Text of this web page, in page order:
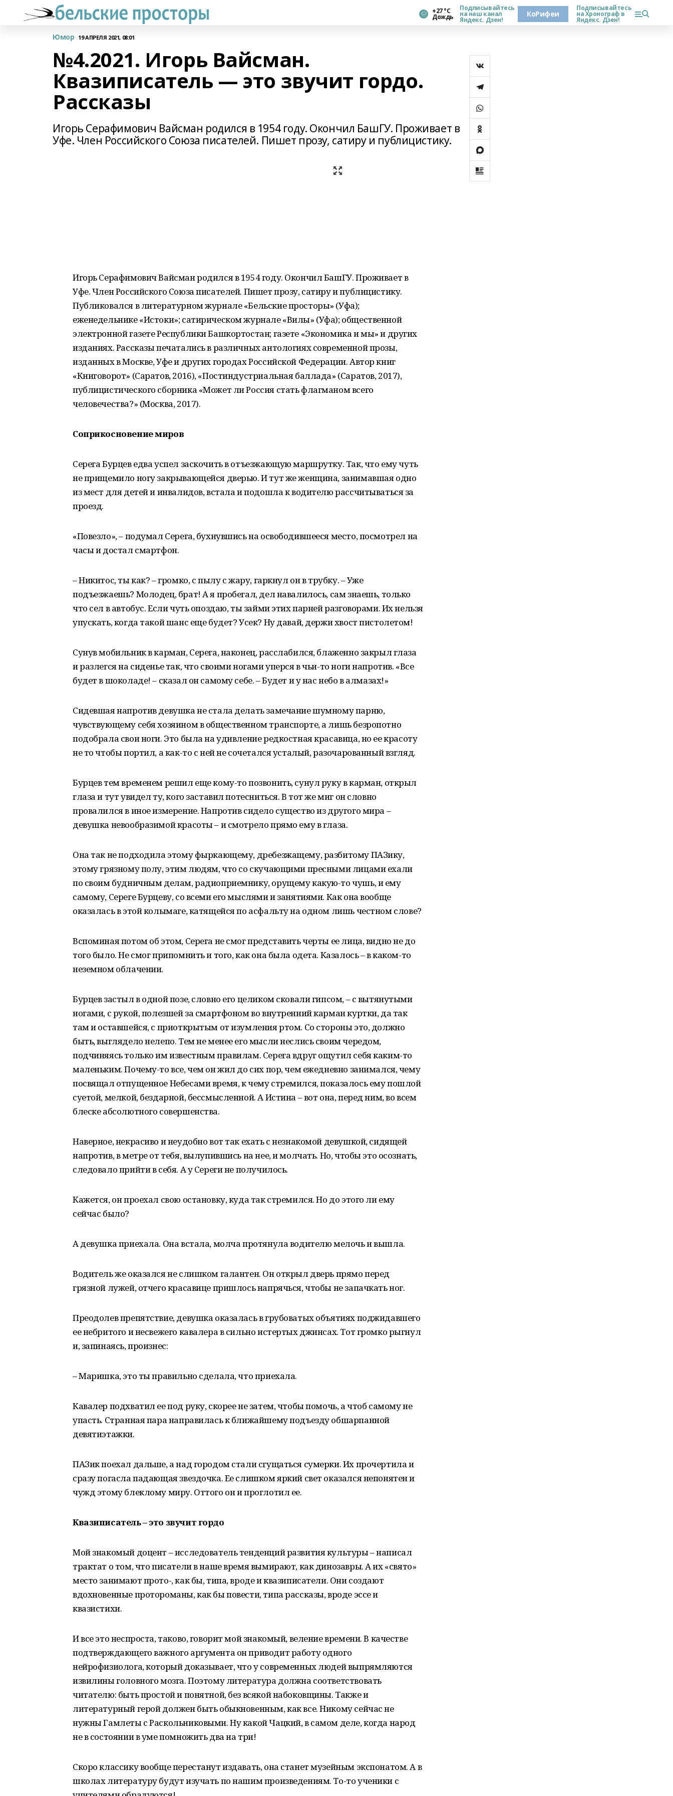
+27 °С
Дождь
Подписывайтесь
на наш канал
Яндекс. Дзен!
КоРифеи
Подписывайтесь
на Хронограф в
Яндекс. Дзен!
Юмор 19 АПРЕЛЯ 2021, 08:01
№4.2021. Игорь Вайсман.
Квазиписатель — это звучит гордо.
Рассказы
Игорь Серафимович Вайсман родился в 1954 году. Окончил БашГУ. Проживает в
Уфе. Член Российского Союза писателей. Пишет прозу, сатиру и публицистику.
Игорь Серафимович Вайсман родился в 1954 году. Окончил БашГУ. Проживает в
Уфе. Член Российского Союза писателей. Пишет прозу, сатиру и публицистику.
Публиковался в литературном журнале «Бельские просторы» (Уфа);
еженедельнике «Истоки»; сатирическом журнале «Вилы» (Уфа); общественной
электронной газете Республики Башкортостан; газете «Экономика и мы» и других
изданиях. Рассказы печатались в различных антологиях современной прозы,
изданных в Москве, Уфе и других городах Российской Федерации. Автор книг
«Книговорот» (Саратов, 2016), «Постиндустриальная баллада» (Саратов, 2017),
публицистического сборника «Может ли Россия стать флагманом всего
человечества?» (Москва, 2017).
Соприкосновение миров
Серега Бурцев едва успел заскочить в отъезжающую маршрутку. Так, что ему чуть
не прищемило ногу закрывающейся дверью. И тут же женщина, занимавшая одно
из мест для детей и инвалидов, встала и подошла к водителю рассчитываться за
проезд.
«Повезло», – подумал Серега, бухнувшись на освободившееся место, посмотрел на
часы и достал смартфон.
– Никитос, ты как? – громко, с пылу с жару, гаркнул он в трубку. – Уже
подъезжаешь? Молодец, брат! А я пробегал, дел навалилось, сам знаешь, только
что сел в автобус. Если чуть опоздаю, ты займи этих парней разговорами. Их нельзя
упускать, когда такой шанс еще будет? Усек? Ну давай, держи хвост пистолетом!
Сунув мобильник в карман, Серега, наконец, расслабился, блаженно закрыл глаза
и разлегся на сиденье так, что своими ногами уперся в чьи-то ноги напротив. «Все
будет в шоколаде! – сказал он самому себе. – Будет и у нас небо в алмазах!»
Сидевшая напротив девушка не стала делать замечание шумному парню,
чувствующему себя хозяином в общественном транспорте, а лишь безропотно
подобрала свои ноги. Это была на удивление редкостная красавица, но ее красоту
не то чтобы портил, а как-то с ней не сочетался усталый, разочарованный взгляд.
Бурцев тем временем решил еще кому-то позвонить, сунул руку в карман, открыл
глаза и тут увидел ту, кого заставил потесниться. В тот же миг он словно
провалился в иное измерение. Напротив сидело существо из другого мира –
девушка невообразимой красоты – и смотрело прямо ему в глаза.
Она так не подходила этому фыркающему, дребезжащему, разбитому ПАЗику,
этому грязному полу, этим людям, что со скучающими пресными лицами ехали
по своим будничным делам, радиоприемнику, орущему какую-то чушь, и ему
самому, Сереге Бурцеву, со всеми его мыслями и занятиями. Как она вообще
оказалась в этой колымаге, катящейся по асфальту на одном лишь честном слове?
Вспоминая потом об этом, Серега не смог представить черты ее лица, видно не до
того было. Не смог припомнить и того, как она была одета. Казалось – в каком-то
неземном облачении.
Бурцев застыл в одной позе, словно его целиком сковали гипсом, – с вытянутыми
ногами, с рукой, полезшей за смартфоном во внутренний карман куртки, да так
там и оставшейся, с приоткрытым от изумления ртом. Со стороны это, должно
быть, выглядело нелепо. Тем не менее его мысли неслись своим чередом,
подчиняясь только им известным правилам. Серега вдруг ощутил себя каким-то
маленьким. Почему-то все, чем он жил до сих пор, чем ежедневно занимался, чему
посвящал отпущенное Небесами время, к чему стремился, показалось ему пошлой
суетой, мелкой, бездарной, бессмысленной. А Истина – вот она, перед ним, во всем
блеске абсолютного совершенства.
Наверное, некрасиво и неудобно вот так ехать с незнакомой девушкой, сидящей
напротив, в метре от тебя, вылупившись на нее, и молчать. Но, чтобы это осознать,
следовало прийти в себя. А у Сереги не получилось.
Кажется, он проехал свою остановку, куда так стремился. Но до этого ли ему
сейчас было?
А девушка приехала. Она встала, молча протянула водителю мелочь и вышла.
Водитель же оказался не слишком галантен. Он открыл дверь прямо перед
грязной лужей, отчего красавице пришлось напрячься, чтобы не запачкать ног.
Преодолев препятствие, девушка оказалась в грубоватых объятиях поджидавшего
ее небритого и несвежего кавалера в сильно истертых джинсах. Тот громко рыгнул
и, запинаясь, произнес:
– Маришка, это ты правильно сделала, что приехала.
Кавалер подхватил ее под руку, скорее не затем, чтобы помочь, а чтоб самому не
упасть. Странная пара направилась к ближайшему подъезду обшарпанной
девятиэтажки.
ПАЗик поехал дальше, а над городом стали сгущаться сумерки. Их прочертила и
сразу погасла падающая звездочка. Ее слишком яркий свет оказался непонятен и
чужд этому блеклому миру. Оттого он и проглотил ее.
Квазиписатель – это звучит гордо
Мой знакомый доцент – исследователь тенденций развития культуры – написал
трактат о том, что писатели в наше время вымирают, как динозавры. А их «свято»
место занимают прото-, как бы, типа, вроде и квазиписатели. Они создают
вдохновенные протороманы, как бы повести, типа рассказы, вроде эссе и
квазистихи.
И все это неспроста, таково, говорит мой знакомый, веление времени. В качестве
подтверждающего важного аргумента он приводит работу одного
нейрофизиолога, который доказывает, что у современных людей выпрямляются
извилины головного мозга. Поэтому литература должна соответствовать
читателю: быть простой и понятной, без всякой набоковщины. Также и
литературный герой должен быть обыкновенным, как все. Никому сейчас не
нужны Гамлеты с Раскольниковыми. Ну какой Чацкий, в самом деле, когда народ
не в состоянии в уме помножить два на три!
Скоро классику вообще перестанут издавать, она станет музейным экспонатом. А в
школах литературу будут изучать по нашим произведениям. То-то ученики с